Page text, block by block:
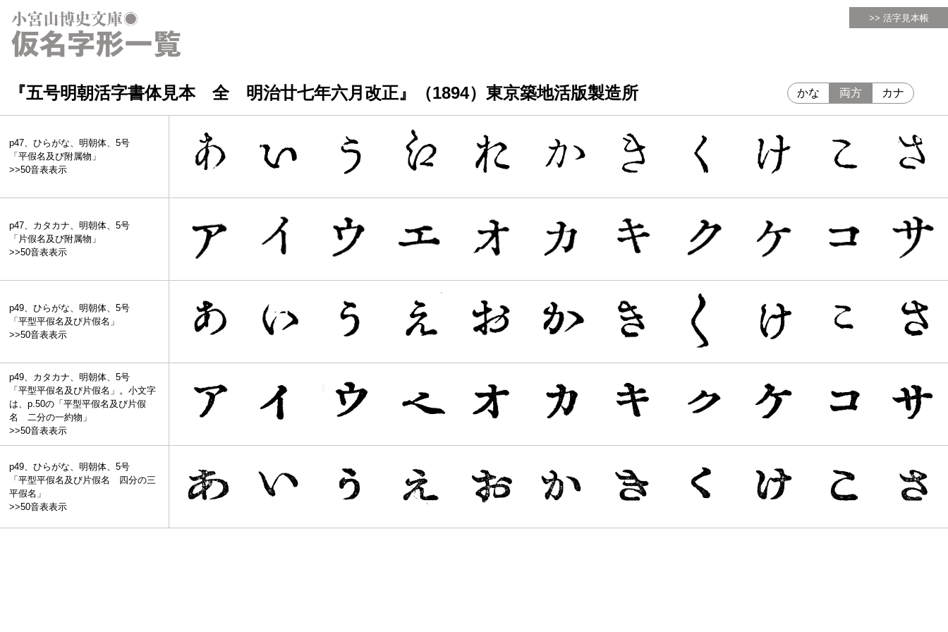
>> 活字見本帳
『五号明朝活字書体見本 全 明治廿七年六月改正』（1894）東京築地活版製造所 かな 両方 カナ
p47、ひらがな、明朝体、5号
「平假名及び附属物」
>>50音表表示
p47、カタカナ、明朝体、5号
「片假名及び附属物」
>>50音表表示
p49、ひらがな、明朝体、5号
「平型平假名及び片假名」
>>50音表表示
p49、カタカナ、明朝体、5号
「平型平假名及び片假名」。小文字
は、p.50の「平型平假名及び片假
名 二分の一約物」
>>50音表表示
p49、ひらがな、明朝体、5号
「平型平假名及び片假名 四分の三
平假名」
>>50音表表示